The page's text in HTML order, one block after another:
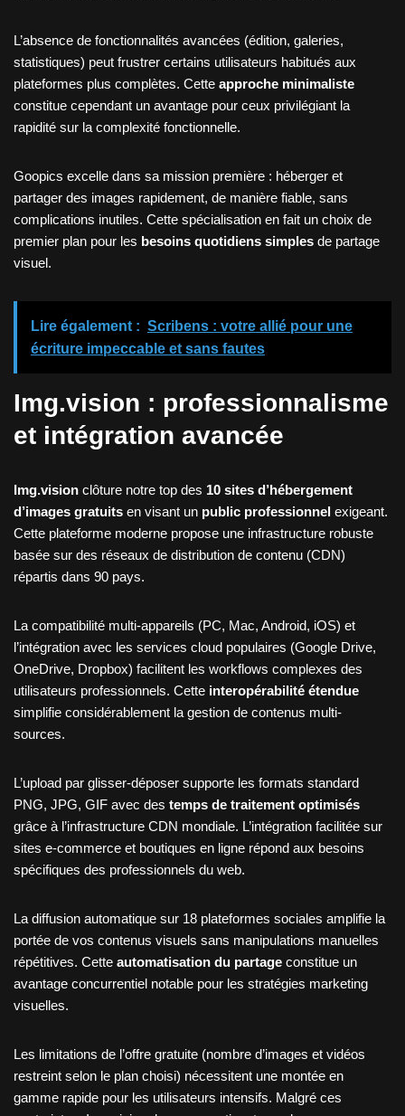
L’absence de fonctionnalités avancées (édition, galeries,
statistiques) peut frustrer certains utilisateurs habitués aux
plateformes plus complètes. Cette approche minimaliste
constitue cependant un avantage pour ceux privilégiant la
rapidité sur la complexité fonctionnelle.
Goopics excelle dans sa mission première : héberger et
partager des images rapidement, de manière fiable, sans
complications inutiles. Cette spécialisation en fait un choix de
premier plan pour les besoins quotidiens simples de partage
visuel.
Lire également : Scribens : votre allié pour une
écriture impeccable et sans fautes
Img.vision : professionnalisme
et intégration avancée
Img.vision clôture notre top des 10 sites d’hébergement
d’images gratuits en visant un public professionnel exigeant.
Cette plateforme moderne propose une infrastructure robuste
basée sur des réseaux de distribution de contenu (CDN)
répartis dans 90 pays.
La compatibilité multi-appareils (PC, Mac, Android, iOS) et
l’intégration avec les services cloud populaires (Google Drive,
OneDrive, Dropbox) facilitent les workflows complexes des
utilisateurs professionnels. Cette interopérabilité étendue
simplifie considérablement la gestion de contenus multi-
sources.
L’upload par glisser-déposer supporte les formats standard
PNG, JPG, GIF avec des temps de traitement optimisés
grâce à l’infrastructure CDN mondiale. L’intégration facilitée sur
sites e-commerce et boutiques en ligne répond aux besoins
spécifiques des professionnels du web.
La diffusion automatique sur 18 plateformes sociales amplifie la
portée de vos contenus visuels sans manipulations manuelles
répétitives. Cette automatisation du partage constitue un
avantage concurrentiel notable pour les stratégies marketing
visuelles.
Les limitations de l’offre gratuite (nombre d’images et vidéos
restreint selon le plan choisi) nécessitent une montée en
gamme rapide pour les utilisateurs intensifs. Malgré ces